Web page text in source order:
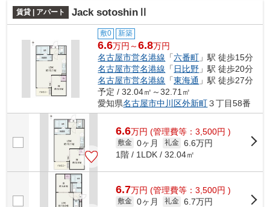
賃貸 | アパート Jack sotoshinⅡ
敷0 新築
6.6万円～6.8万円
名古屋市営名港線 「六番町 」駅 徒歩15分
名古屋市営名港線 「 日比野 」駅 徒歩20分
名古屋市営名港線 「東海通 」駅 徒歩27分
予定 / 32.04㎡～32.71㎡
愛知県名古屋市中川区外新町３丁目58番
6.6万円 (管理費等：3,500円 )
敷金 0ヶ月 礼金 6.6万円
1階 / 1LDK / 32.04㎡
6.7万円 (管理費等：3,500円 )
敷金 0ヶ月 礼金 6.7万円